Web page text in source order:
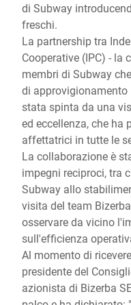
di Subway
freschi.
La partnership tra
Cooperative (IPC) - la
membri di Subway
di approvigionamento
stata spinta da una
ed eccellenza, che ha
affettatrici in tutte le
La collaborazione è
impegni reciproci, tra
Subway allo
visita del team
osservare da vicino
sull'efficienza
Al momento di
presidente del
azionista di Bizerba